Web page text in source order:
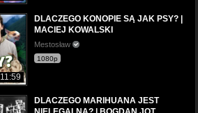
11:59
DLACZEGO KONOPIE SĄ JAK PSY? |
MACIEJ KOWALSKI
Mestosław
1080p
DLACZEGO MARIHUANA JEST